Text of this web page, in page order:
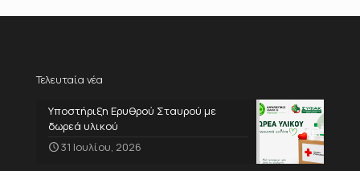
Τελευταία νέα
Υποστήριξη Ερυθρού Σταυρού με
δωρεά υλικού
31 Ιουλίου, 2026